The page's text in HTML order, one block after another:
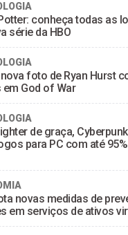
conheça todas as
série da HBO
foto de Ryan Hurst
em God of War
de graça,
para PC com até 95%
novas medidas de
em serviços de ativos